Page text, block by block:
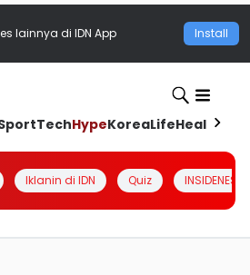
lainnya di IDN App Install
TechHypeKoreaLifeHealth
Iklanin di IDN Quiz INSIDENESIA